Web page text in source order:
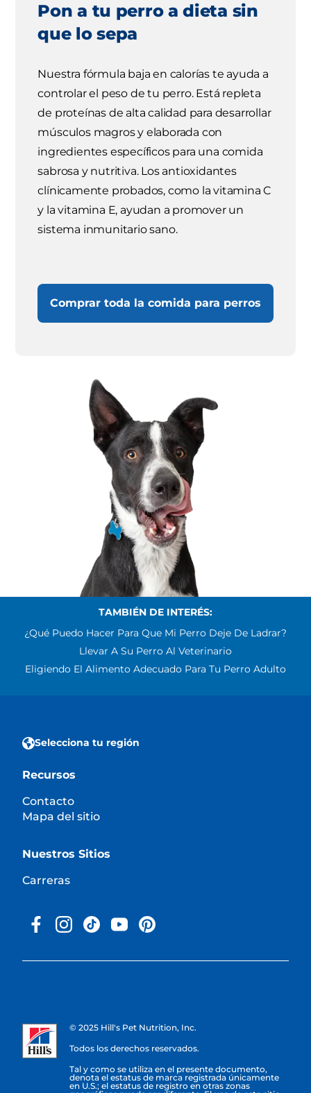
Pon a tu perro a dieta sin
que lo sepa
Nuestra fórmula baja en calorías te ayuda a
controlar el peso de tu perro. Está repleta
de proteínas de alta calidad para desarrollar
músculos magros y elaborada con
ingredientes específicos para una comida
sabrosa y nutritiva. Los antioxidantes
clínicamente probados, como la vitamina C
y la vitamina E, ayudan a promover un
sistema inmunitario sano.
Comprar toda la comida para perros
TAMBIÉN DE INTERÉS:
¿Qué Puedo Hacer Para Que Mi Perro Deje De Ladrar?
Llevar A Su Perro Al Veterinario
Eligiendo El Alimento Adecuado Para Tu Perro Adulto
Selecciona tu región
Recursos
Contacto
Mapa del sitio
Nuestros Sitios
Carreras
© 2025 Hill's Pet Nutrition, Inc.
Todos los derechos reservados.
Tal y como se utiliza en el presente documento,
denota el estatus de marca registrada únicamente
en U.S.; el estatus de registro en otras zonas